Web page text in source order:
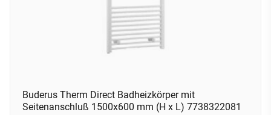
Buderus Therm Direct Badheizkörper mit
Seitenanschluß 1500x600 mm (H x L) 7738322081